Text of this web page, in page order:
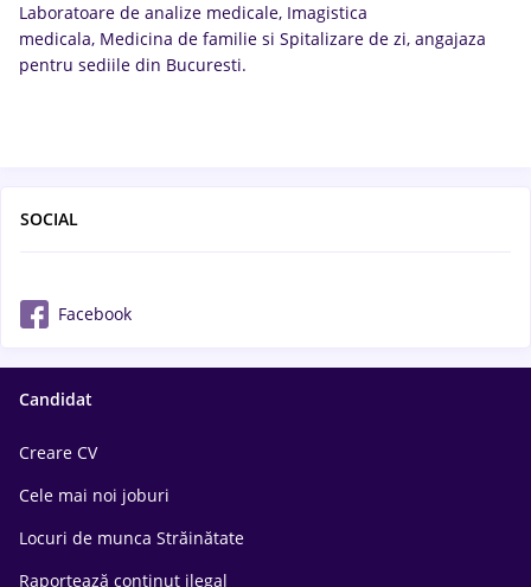
Laboratoare de analize medicale, Imagistica
medicala, Medicina de familie si Spitalizare de zi, angajaza
pentru sediile din Bucuresti.
SOCIAL
Facebook
Candidat
Creare CV
Cele mai noi joburi
Locuri de munca Străinătate
Raportează conținut ilegal